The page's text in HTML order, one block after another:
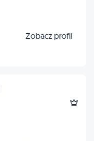
Zobacz profil